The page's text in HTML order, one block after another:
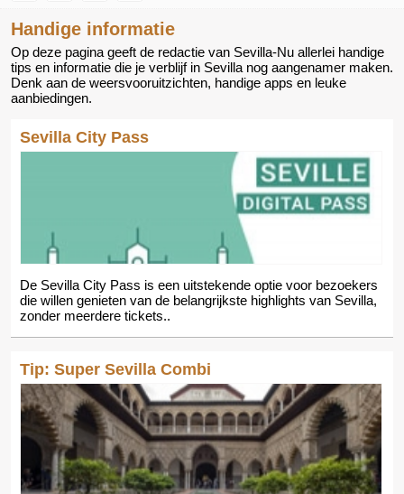
Handige informatie
Op deze pagina geeft de redactie van Sevilla-Nu allerlei handige
tips en informatie die je verblijf in Sevilla nog aangenamer maken.
Denk aan de weersvooruitzichten, handige apps en leuke
aanbiedingen.
Sevilla City Pass
De Sevilla City Pass is een uitstekende optie voor bezoekers
die willen genieten van de belangrijkste highlights van Sevilla,
zonder meerdere tickets..
Tip: Super Sevilla Combi